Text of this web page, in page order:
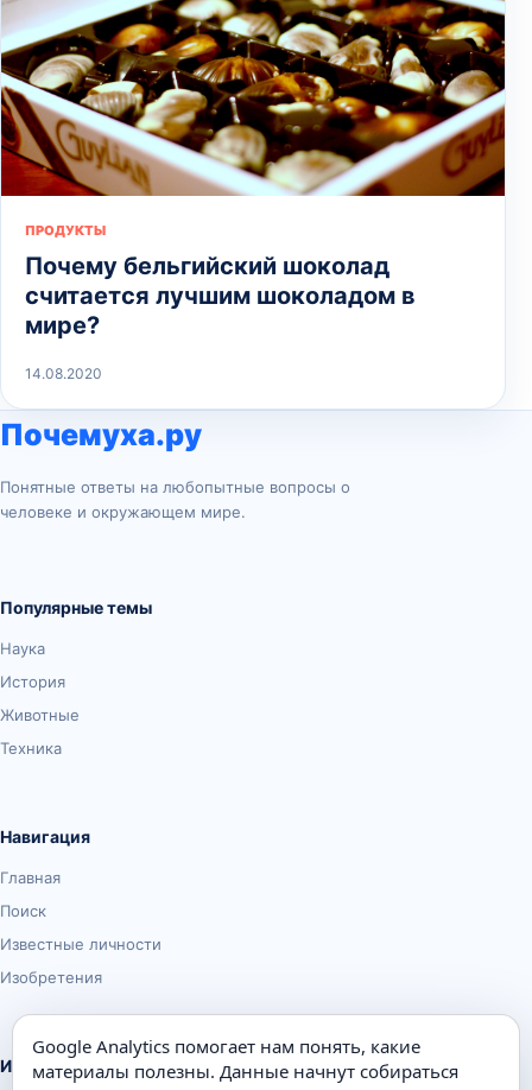
ПРОДУКТЫ
Почему бельгийский шоколад
считается лучшим шоколадом в
мире?
14.08.2020
Почемуха.ру
Понятные ответы на любопытные вопросы о
человеке и окружающем мире.
Популярные темы
Наука
История
Животные
Техника
Навигация
Главная
Поиск
Известные личности
Изобретения
Информация
Google Analytics помогает нам понять, какие
материалы полезны. Данные начнут собираться